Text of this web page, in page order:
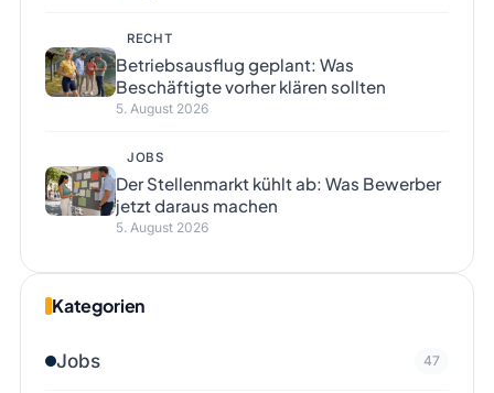
RECHT
Betriebsausflug geplant: Was
Beschäftigte vorher klären sollten
5. August 2026
JOBS
Der Stellenmarkt kühlt ab: Was Bewerber
jetzt daraus machen
5. August 2026
Kategorien
Jobs 47